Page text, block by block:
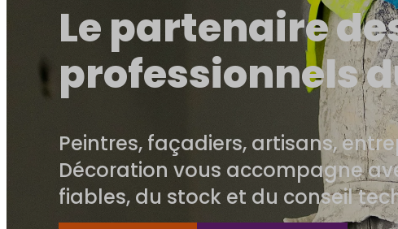
Le partenaire
professionnels
Peintres, façadiers, artisans,
Décoration vous accompagne
fiables, du stock et du conseil